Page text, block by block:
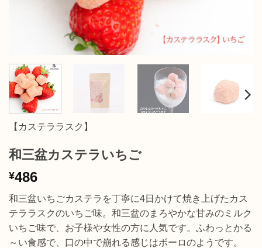
【カステララスク】
和三盆カステラいちご
¥486
和三盆いちごカステラを丁寧に4日かけて焼き上げたカス
テララスクのいちご味。和三盆のまろやかな甘みのミルク
いちご味で、お子様や女性の方に人気です。ふわっとかる
～い食感で、口の中で崩れる感じはボーロのようです。